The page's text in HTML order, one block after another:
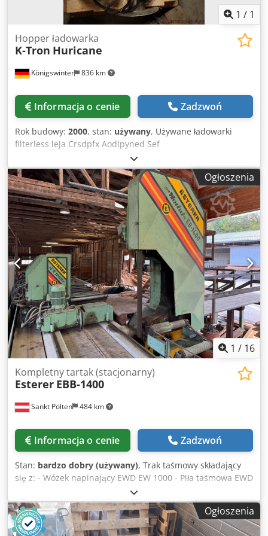
1 / 1
Königswinter 836 km
Hopper ładowarka
K-Tron Huricane
Informacja o cenie Zadzwoń
Rok budowy: 2000, stan: używany, Używane ładowarki
filterless leja Crsdpfx Aodlpyned Sef
Ogłoszenia
1 / 16
Sankt Pölten 484 km
Kompletny tartak (stacjonarny)
Esterer EBB-1400
Informacja o cenie Zadzwoń
Stan: bardzo dobry (używany), Trak taśmowy składający
się z: - Wózek napinający EWD EW 1000 - Piła taśmowa EWD
EBB 1400 - Przenośnik rolkowy do transportu pokrojonego
towaru (producent SPRINGER) - podwyższona kabina -
utwory - Szafy sterownicze - Akcesoria opcjonalnie z
pełnym wyposażeniem ostrzalni: - Ostrzarka Vollmer CAL
Ogłoszenia